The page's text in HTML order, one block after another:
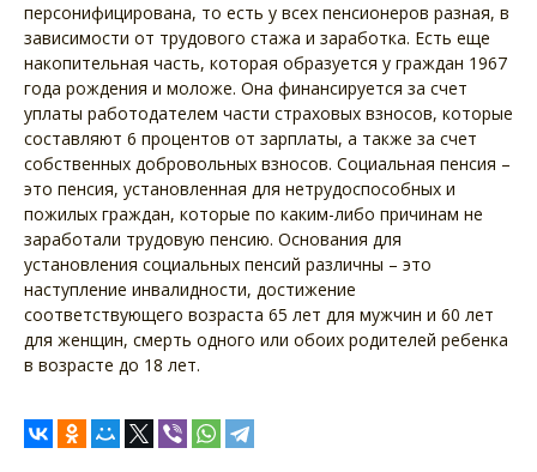
персонифицирована, то есть у всех пенсионеров разная, в
зависимости от трудового стажа и заработка. Есть еще
накопительная часть, которая образуется у граждан 1967
года рождения и моложе. Она финансируется за счет
уплаты работодателем части страховых взносов, которые
составляют 6 процентов от зарплаты, а также за счет
собственных добровольных взносов. Социальная пенсия –
это пенсия, установленная для нетрудоспособных и
пожилых граждан, которые по каким-либо причинам не
заработали трудовую пенсию. Основания для
установления социальных пенсий различны – это
наступление инвалидности, достижение
соответствующего возраста 65 лет для мужчин и 60 лет
для женщин, смерть одного или обоих родителей ребенка
в возрасте до 18 лет.